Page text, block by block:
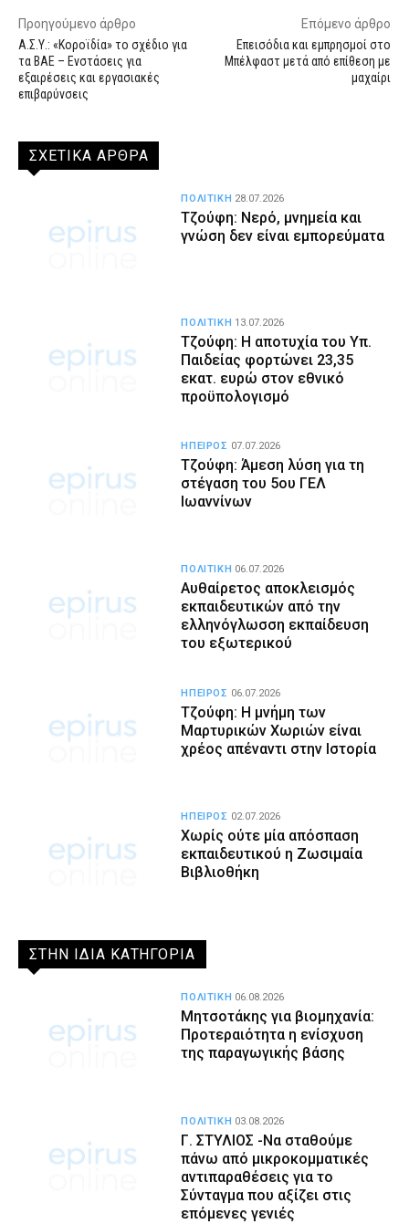
Προηγούμενο άρθρο
Α.Σ.Υ.: «Κοροϊδία» το σχέδιο για
τα ΒΑΕ – Ενστάσεις για
εξαιρέσεις και εργασιακές
επιβαρύνσεις
Επόμενο άρθρο
Επεισόδια και εμπρησμοί στο
Μπέλφαστ μετά από επίθεση με
μαχαίρι
ΣΧΕΤΙΚΑ ΑΡΘΡΑ
Τζούφη: Νερό, μνημεία και
γνώση δεν είναι εμπορεύματα
ΠΟΛΙΤΙΚΗ 28.07.2026
Τζούφη: Η αποτυχία του Υπ.
Παιδείας φορτώνει 23,35
εκατ. ευρώ στον εθνικό
προϋπολογισμό
ΠΟΛΙΤΙΚΗ 13.07.2026
Τζούφη: Άμεση λύση για τη
στέγαση του 5ου ΓΕΛ
Ιωαννίνων
ΗΠΕΙΡΟΣ 07.07.2026
Αυθαίρετος αποκλεισμός
εκπαιδευτικών από την
ελληνόγλωσση εκπαίδευση
του εξωτερικού
ΠΟΛΙΤΙΚΗ 06.07.2026
Τζούφη: Η μνήμη των
Μαρτυρικών Χωριών είναι
χρέος απέναντι στην Ιστορία
ΗΠΕΙΡΟΣ 06.07.2026
Χωρίς ούτε μία απόσπαση
εκπαιδευτικού η Ζωσιμαία
Βιβλιοθήκη
ΗΠΕΙΡΟΣ 02.07.2026
ΣΤΗΝ ΙΔΙΑ ΚΑΤΗΓΟΡΙΑ
Μητσοτάκης για βιομηχανία:
Προτεραιότητα η ενίσχυση
της παραγωγικής βάσης
ΠΟΛΙΤΙΚΗ 06.08.2026
Γ. ΣΤΥΛΙΟΣ -Να σταθούμε
πάνω από μικροκομματικές
αντιπαραθέσεις για το
Σύνταγμα που αξίζει στις
επόμενες γενιές
ΠΟΛΙΤΙΚΗ 03.08.2026